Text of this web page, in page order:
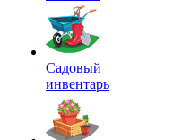
Садовый
инвентарь